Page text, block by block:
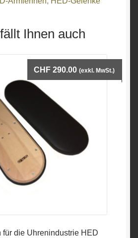
Ihnen auch
für die Uhrenindustrie HED
CHF 290.00 (exkl. MwSt.)